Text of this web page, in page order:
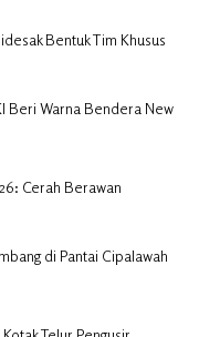
Bentuk Tim Khusus
Beri Warna Bendera New
Cerah Berawan
di Pantai Cipalawah